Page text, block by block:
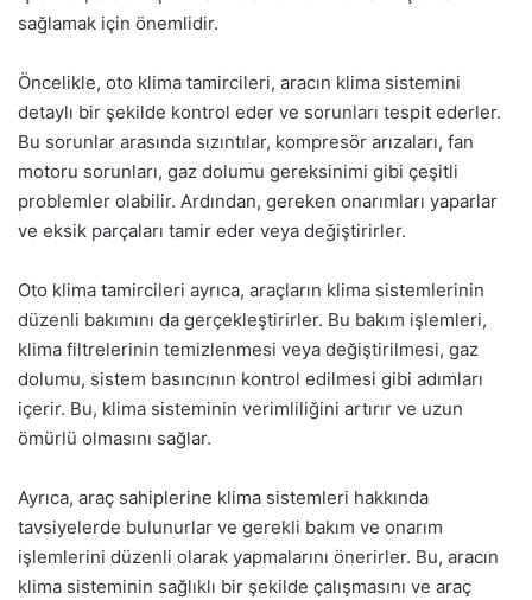
sağlamak için önemlidir.
Öncelikle, oto klima tamircileri, aracın klima sistemini
detaylı bir şekilde kontrol eder ve sorunları tespit ederler.
Bu sorunlar arasında sızıntılar, kompresör arızaları, fan
motoru sorunları, gaz dolumu gereksinimi gibi çeşitli
problemler olabilir. Ardından, gereken onarımları yaparlar
ve eksik parçaları tamir eder veya değiştirirler.
Oto klima tamircileri ayrıca, araçların klima sistemlerinin
düzenli bakımını da gerçekleştirirler. Bu bakım işlemleri,
klima filtrelerinin temizlenmesi veya değiştirilmesi, gaz
dolumu, sistem basıncının kontrol edilmesi gibi adımları
içerir. Bu, klima sisteminin verimliliğini artırır ve uzun
ömürlü olmasını sağlar.
Ayrıca, araç sahiplerine klima sistemleri hakkında
tavsiyelerde bulunurlar ve gerekli bakım ve onarım
işlemlerini düzenli olarak yapmalarını önerirler. Bu, aracın
klima sisteminin sağlıklı bir şekilde çalışmasını ve araç